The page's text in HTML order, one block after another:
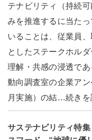
テナビリティ（持続
みを推進するに当た
いることは、従業員
としたステークホル
理解・共感の浸透で
動向調査室の企業ア
月実施）の結…続きを
サステナビリティ特